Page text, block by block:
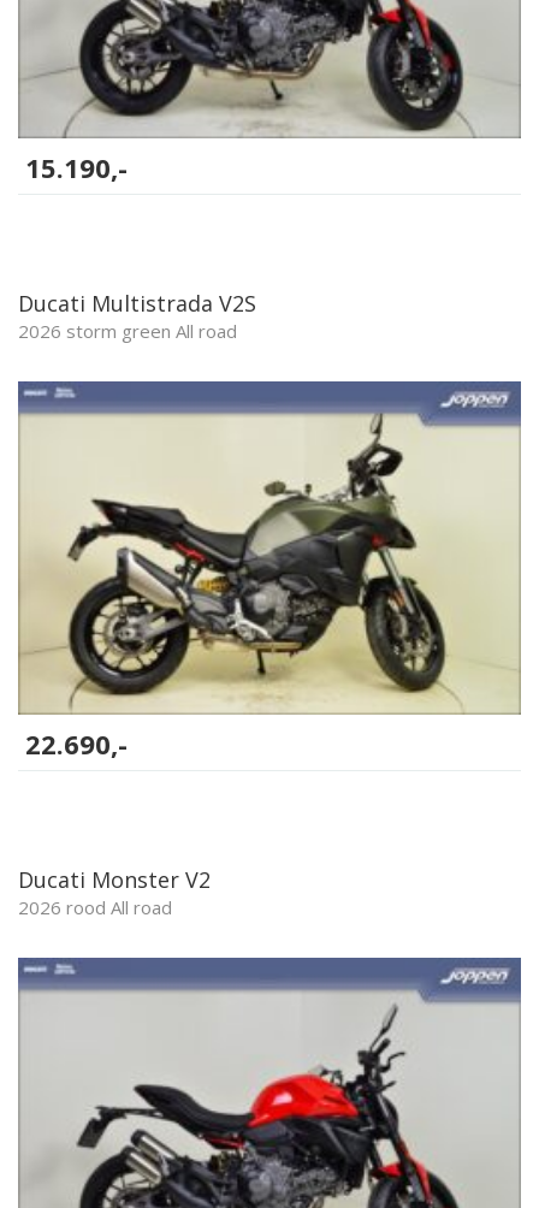
15.190,-
Ducati Multistrada V2S
2026 storm green All road
22.690,-
Ducati Monster V2
2026 rood All road